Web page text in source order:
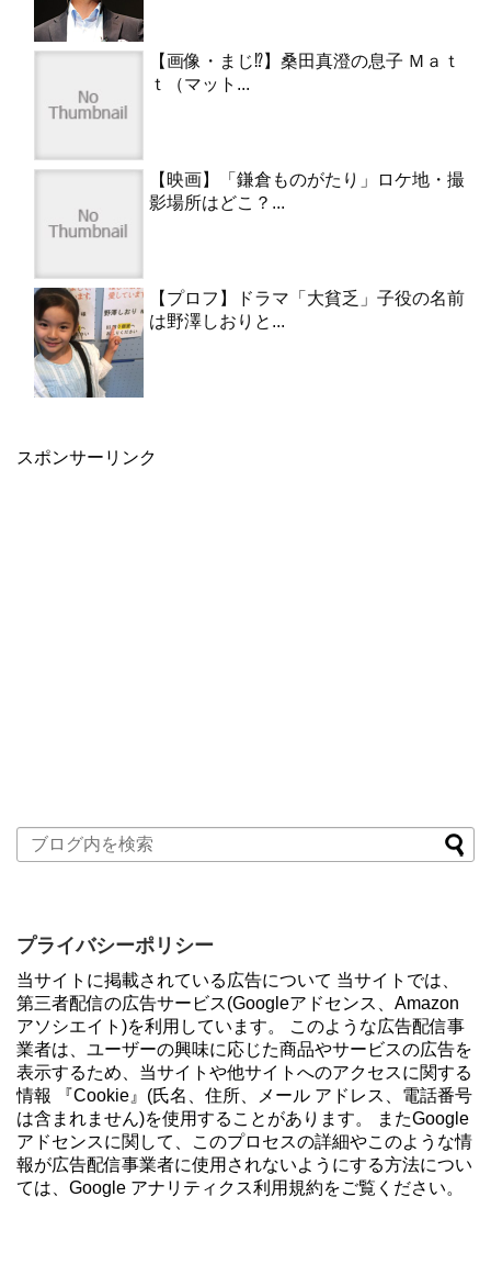
【画像・まじ⁉︎】桑田真澄の息子 Ｍａｔ
ｔ（マット...
【映画】「鎌倉ものがたり」ロケ地・撮
影場所はどこ？...
【プロフ】ドラマ「大貧乏」子役の名前
は野澤しおりと...
スポンサーリンク
プライバシーポリシー
当サイトに掲載されている広告について 当サイトでは、
第三者配信の広告サービス(Googleアドセンス、Amazon
アソシエイト)を利用しています。 このような広告配信事
業者は、ユーザーの興味に応じた商品やサービスの広告を
表示するため、当サイトや他サイトへのアクセスに関する
情報 『Cookie』(氏名、住所、メール アドレス、電話番号
は含まれません)を使用することがあります。 またGoogle
アドセンスに関して、このプロセスの詳細やこのような情
報が広告配信事業者に使用されないようにする方法につい
ては、Google アナリティクス利用規約をご覧ください。